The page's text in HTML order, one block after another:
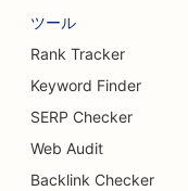
ツール
Rank Tracker
Keyword Finder
SERP Checker
Web Audit
Backlink Checker